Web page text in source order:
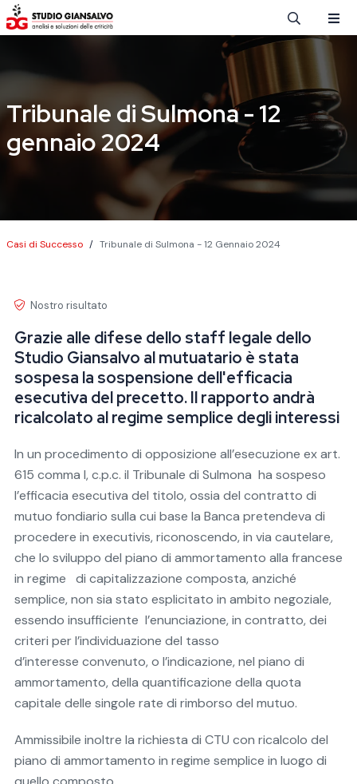
Salta al contenuto principale
Tribunale di Sulmona - 12
gennaio 2024
Briciole di pane
Casi di Successo Tribunale di Sulmona - 12 Gennaio 2024
Nostro risultato
Grazie alle difese dello staff legale dello
Studio Giansalvo al mutuatario è stata
sospesa la sospensione dell'efficacia
esecutiva del precetto. Il rapporto andrà
ricalcolato al regime semplice degli interessi
In un procedimento di opposizione all’esecuzione ex art.
615 comma I, c.p.c. il Tribunale di Sulmona ha sospeso
l’efficacia esecutiva del titolo, ossia del contratto di
mutuo fondiario sulla cui base la Banca pretendeva di
procedere in executivis, riconoscendo, in via cautelare,
che lo sviluppo del piano di ammortamento alla francese
in regime di capitalizzazione composta, anziché
semplice, non sia stato esplicitato in ambito negoziale,
essendo insufficiente l’enunciazione, in contratto, dei
criteri per l’individuazione del tasso
d’interesse convenuto, o l’indicazione, nel piano di
ammortamento, della quantificazione della quota
capitale delle singole rate di rimborso del mutuo.
Ammissibile inoltre la richiesta di CTU con ricalcolo del
piano di ammortamento in regime semplice in luogo di